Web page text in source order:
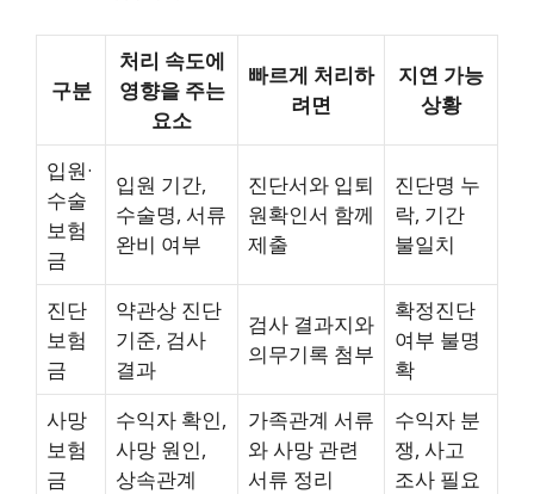
구분
처리 속도에
영향을 주는
요소
빠르게 처리하
려면
지연 가능
상황
입원·
수술
보험
금
입원 기간,
수술명, 서류
완비 여부
진단서와 입퇴
원확인서 함께
제출
진단명 누
락, 기간
불일치
진단
보험
금
약관상 진단
기준, 검사
결과
검사 결과지와
의무기록 첨부
확정진단
여부 불명
확
사망
보험
금
수익자 확인,
사망 원인,
상속관계
가족관계 서류
와 사망 관련
서류 정리
수익자 분
쟁, 사고
조사 필요